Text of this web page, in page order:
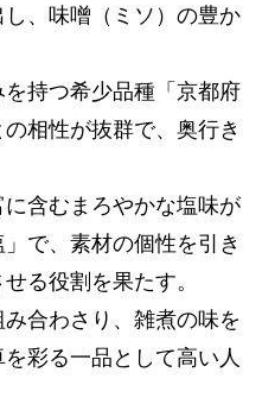
、味噌（ミソ）の豊か
持つ希少品種「京都府
相性が抜群で、奥行き
含むまろやかな塩味が
で、素材の個性を引き
る役割を果たす。
合わさり、雑煮の味を
彩る一品として高い人